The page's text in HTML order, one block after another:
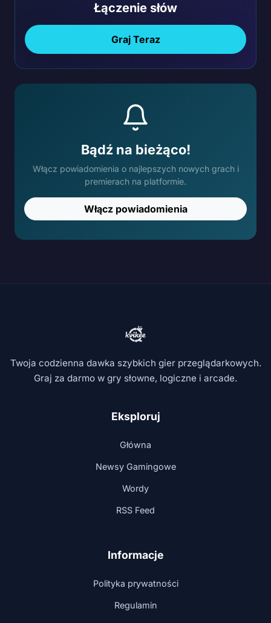
Łączenie słów
Graj Teraz
Bądź na bieżąco!
Włącz powiadomienia o najlepszych nowych grach i
premierach na platformie.
Włącz powiadomienia
Twoja codzienna dawka szybkich gier przeglądarkowych.
Graj za darmo w gry słowne, logiczne i arcade.
Eksploruj
Główna
Newsy Gamingowe
Wordy
RSS Feed
Informacje
Polityka prywatności
Regulamin